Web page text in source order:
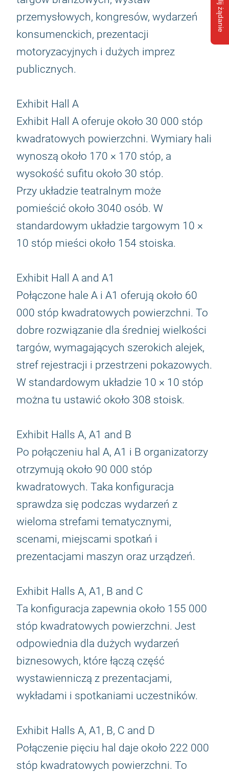
Wyślij żądanie
przemysłowych, kongresów, wydarzeń
konsumenckich, prezentacji
motoryzacyjnych i dużych imprez
publicznych.
Exhibit Hall A
Exhibit Hall A oferuje około 30 000 stóp
kwadratowych powierzchni. Wymiary hali
wynoszą około 170 × 170 stóp, a
wysokość sufitu około 30 stóp.
Przy układzie teatralnym może
pomieścić około 3040 osób. W
standardowym układzie targowym 10 ×
10 stóp mieści około 154 stoiska.
Exhibit Hall A and A1
Połączone hale A i A1 oferują około 60
000 stóp kwadratowych powierzchni. To
dobre rozwiązanie dla średniej wielkości
targów, wymagających szerokich alejek,
stref rejestracji i przestrzeni pokazowych.
W standardowym układzie 10 × 10 stóp
można tu ustawić około 308 stoisk.
Exhibit Halls A, A1 and B
Po połączeniu hal A, A1 i B organizatorzy
otrzymują około 90 000 stóp
kwadratowych. Taka konfiguracja
sprawdza się podczas wydarzeń z
wieloma strefami tematycznymi,
scenami, miejscami spotkań i
prezentacjami maszyn oraz urządzeń.
Exhibit Halls A, A1, B and C
Ta konfiguracja zapewnia około 155 000
stóp kwadratowych powierzchni. Jest
odpowiednia dla dużych wydarzeń
biznesowych, które łączą część
wystawienniczą z prezentacjami,
wykładami i spotkaniami uczestników.
Exhibit Halls A, A1, B, C and D
Połączenie pięciu hal daje około 222 000
stóp kwadratowych powierzchni. To